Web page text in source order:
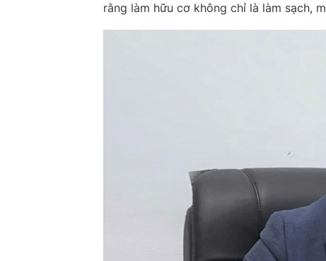
rằng làm hữu cơ không chỉ là làm sạch,